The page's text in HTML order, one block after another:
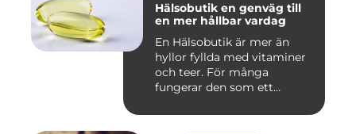
Hälsobutik en genväg till
en mer hållbar vardag
En Hälsobutik är mer än
hyllor fyllda med vitaminer
och teer. För många
fungerar den som ett